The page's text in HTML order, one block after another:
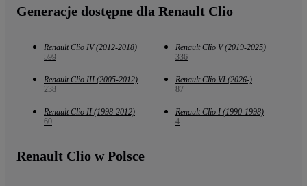
Generacje dostępne dla Renault Clio
Renault Clio IV (2012-2018)
599
Renault Clio V (2019-2025)
336
Renault Clio III (2005-2012)
238
Renault Clio VI (2026-)
87
Renault Clio II (1998-2012)
60
Renault Clio I (1990-1998)
4
Renault Clio w Polsce